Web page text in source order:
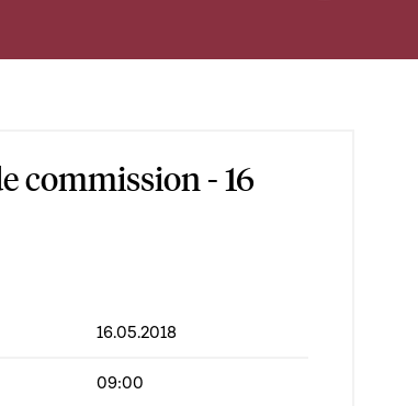
commission - 16
16.05.2018
09:00